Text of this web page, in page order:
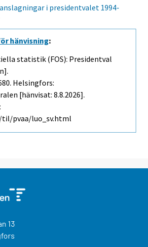
i presidentvalet 1994-
hänvisning:
statistik (FOS): Presidentval
Helsingfors:
[hänvisat: 8.8.2026].
pvaa/luo_sv.html
13